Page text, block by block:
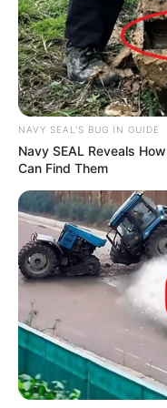
NAVY SEAL'S BUG IN GUIDE
Navy SEAL Reveals
Can Find Them